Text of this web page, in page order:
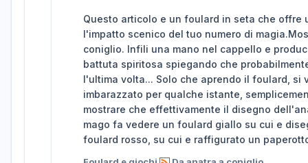
Questo articolo e un foulard in seta che
l'impatto scenico del tuo numero di
coniglio. Infili una mano nel cappello e
battuta spiritosa spiegando che
l'ultima volta... Solo che aprendo il foulard,
imbarazzato per qualche istante,
mostrare che effettivamente il disegno
mago fa vedere un foulard giallo su cui e
foulard rosso, su cui e raffigurato un